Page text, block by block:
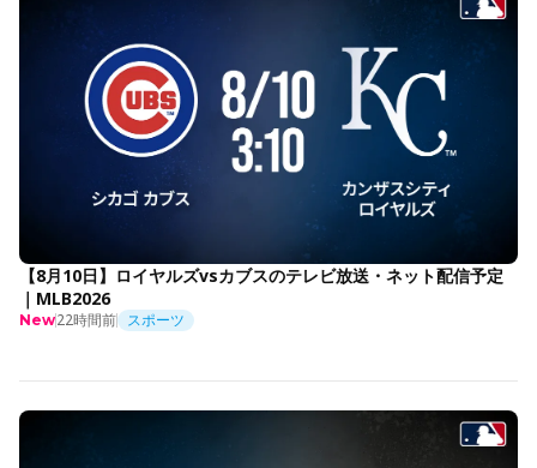
【8月10日】ロイヤルズvsカブスのテレビ放送・ネット配信予定
｜MLB2026
New22時間前 スポーツ